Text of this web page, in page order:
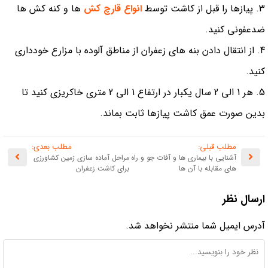
پیازها را قبل از کاشت توسط انواع قارچ کش ها و کنه کش ها
ضدعفونی کنید.
از انتقال دادن بنه های زعفران از مناطق آلوده با مزارع خودداری
کنید.
هر 1 الی 2 سال یکبار در ارتفاع 1 الی 2 متری خاکریزی کنید تا
بدین صورت عمق کاشت پیازها ثابت بماند.
مطلب قبلی:
آشنایی با بیماری ها و آفات جو و راه
های مقابله با آن ها
مطلب بعدی:
مراحل آماده سازی زمین کشاورزی
برای کاشت زعفران
ارسال نظر
آدرس ایمیل شما منتشر نخواهد شد.